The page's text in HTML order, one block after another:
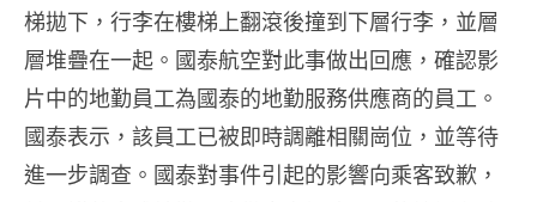
梯拋下，行李在樓梯上翻滾後撞到下層行李，並層
層堆疊在一起。國泰航空對此事做出回應，確認影
片中的地勤員工為國泰的地勤服務供應商的員工。
國泰表示，該員工已被即時調離相關崗位，並等待
進一步調查。國泰對事件引起的影響向乘客致歉，